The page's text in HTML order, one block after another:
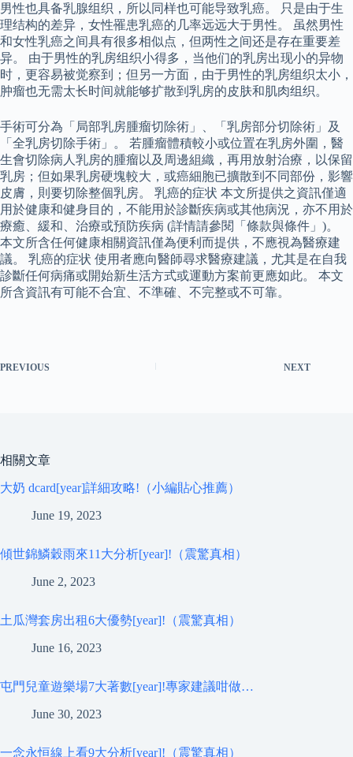
男性也具备乳腺组织，所以同样也可能导致乳癌。 只是由于生
理结构的差异，女性罹患乳癌的几率远远大于男性。 虽然男性
和女性乳癌之间具有很多相似点，但两性之间还是存在重要差
异。 由于男性的乳房组织小得多，当他们的乳房出现小的异物
时，更容易被觉察到；但另一方面，由于男性的乳房组织太小，
肿瘤也无需太长时间就能够扩散到乳房的皮肤和肌肉组织。
手術可分為「局部乳房腫瘤切除術」、「乳房部分切除術」及
「全乳房切除手術」。 若腫瘤體積較小或位置在乳房外圍，醫
生會切除病人乳房的腫瘤以及周邊組織，再用放射治療，以保留
乳房；但如果乳房硬塊較大，或癌細胞已擴散到不同部份，影響
皮膚，則要切除整個乳房。 乳癌的症状 本文所提供之資訊僅適
用於健康和健身目的，不能用於診斷疾病或其他病況，亦不用於
療癒、緩和、治療或預防疾病 (詳情請參閱「條款與條件」)。
本文所含任何健康相關資訊僅為便利而提供，不應視為醫療建
議。 乳癌的症状 使用者應向醫師尋求醫療建議，尤其是在自我
診斷任何病痛或開始新生活方式或運動方案前更應如此。 本文
所含資訊有可能不合宜、不準確、不完整或不可靠。
PREVIOUS NEXT
相關文章
大奶 dcard[year]詳細攻略!（小編貼心推薦）
June 19, 2023
傾世錦鱗穀雨來11大分析[year]!（震驚真相）
June 2, 2023
土瓜灣套房出租6大優勢[year]!（震驚真相）
June 16, 2023
屯門兒童遊樂場7大著數[year]!專家建議咁做…
June 30, 2023
一念永恒線上看9大分析[year]!（震驚真相）